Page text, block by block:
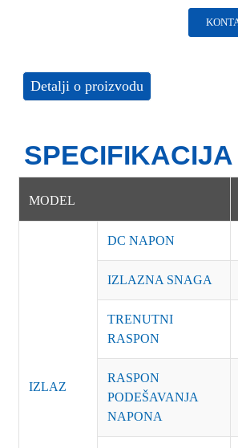
Detalji o proizvodu
SPECIFIKACIJA
MODEL
IZLAZ
DC NAPON
IZLAZNA SNAGA
TRENUTNI
RASPON
RASPON
PODEŠAVANJA
NAPONA